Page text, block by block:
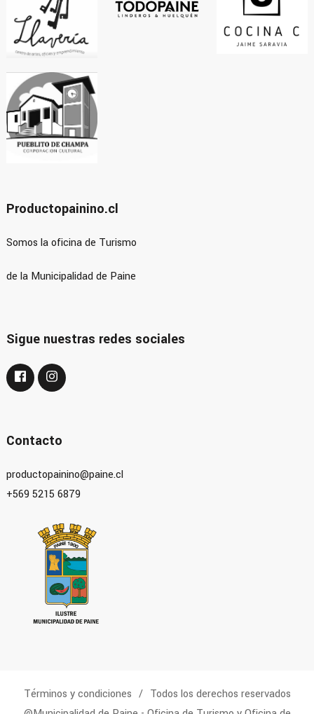
Productopainino.cl
Somos la oficina de Turismo
de la Municipalidad de Paine
Sigue nuestras redes sociales
Contacto
productopainino@paine.cl
+569 5215 6879
Términos y condiciones
Todos los derechos reservados